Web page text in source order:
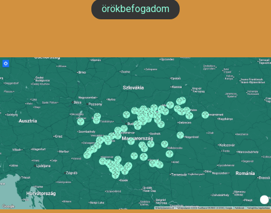
örökbefogadom